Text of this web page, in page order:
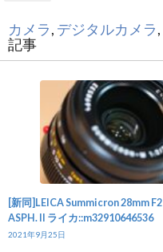
カメラ, デジタルカメラ,
記事
[新同]LEICA Summicron 28mm F2
ASPH. II ライカ::m32910646536
2021年9月25日